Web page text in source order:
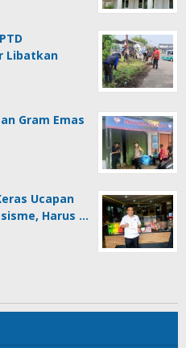
Libatkan
Gram Emas
Ucapan
Harus …